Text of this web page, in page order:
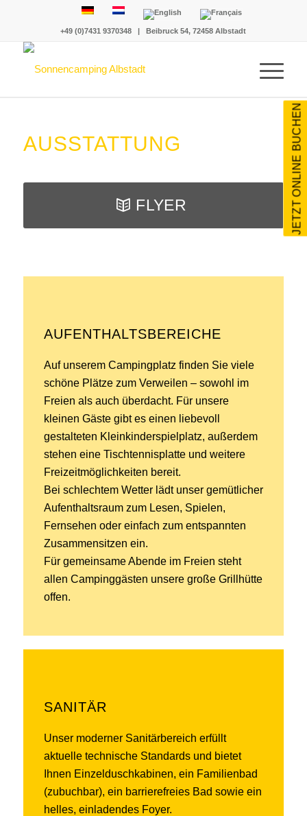
+49 (0)7431 9370348 |Beibruck 54, 72458 Albstadt
AUSSTATTUNG
FLYER
AUFENTHALTSBEREICHE
Auf unserem Campingplatz finden Sie viele
schöne Plätze zum Verweilen – sowohl im
Freien als auch überdacht. Für unsere
kleinen Gäste gibt es einen liebevoll
gestalteten Kleinkinderspielplatz, außerdem
stehen eine Tischtennisplatte und weitere
Freizeitmöglichkeiten bereit.
Bei schlechtem Wetter lädt unser gemütlicher
Aufenthaltsraum zum Lesen, Spielen,
Fernsehen oder einfach zum entspannten
Zusammensitzen ein.
Für gemeinsame Abende im Freien steht
allen Campinggästen unsere große Grillhütte
offen.
SANITÄR
Unser moderner Sanitärbereich erfüllt
aktuelle technische Standards und bietet
Ihnen Einzelduschkabinen, ein Familienbad
(zubuchbar), ein barrierefreies Bad sowie ein
helles, einladendes Foyer.
JETZT ONLINE BUCHEN